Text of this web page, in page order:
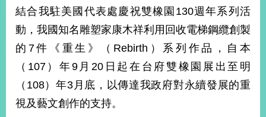
外
交
經
濟
不
落
結合我駐美國代表處慶祝雙橡園130週年系列活
動，我國知名雕塑家康木祥利用回收電梯鋼纜創製
的7件《重生》（Rebirth）系列作品，自本
（107）年9月20日起在台府雙橡園展出至明
（108）年3月底，以傳達我政府對永續發展的重
視及藝文創作的支持。